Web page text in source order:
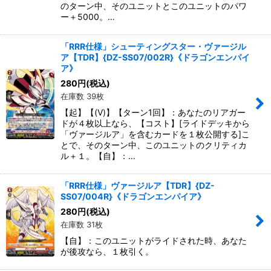
のターン中、そのユニットとこのユニットのパワ
ー＋5000。…
「RRR仕様」シューティングスター・ヴァージル
ア【TDR】{DZ-SS07/002R}《ドラゴンエンパイ
ア》
280円(税込)
在庫数 39枚
【起】【(V)】【ターン1回】：あなたのリアガー
ドが４枚以上なら、【コスト】[ライドデッキから
「ヴァージルア」を含むカードを１枚公開する]こ
とで、そのターン中、このユニットのクリティカ
ル＋１。【自】：…
「RRR仕様」ヴァージルア【TDR】{DZ-
SS07/004R}《ドラゴンエンパイア》
280円(税込)
在庫数 31枚
【自】：このユニットがライドされた時、あなた
が後攻なら、１枚引く。